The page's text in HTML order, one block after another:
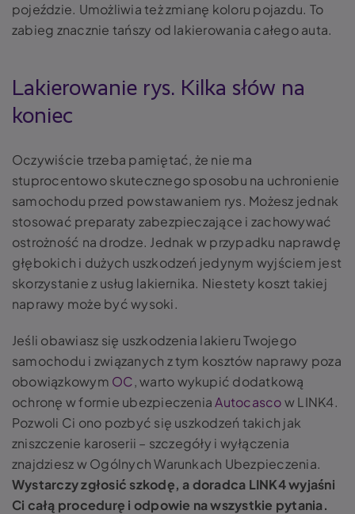
pojeździe. Umożliwia też zmianę koloru pojazdu. To
zabieg znacznie tańszy od lakierowania całego auta.
Lakierowanie rys. Kilka słów na
koniec
Oczywiście trzeba pamiętać, że nie ma
stuprocentowo skutecznego sposobu na uchronienie
samochodu przed powstawaniem rys. Możesz jednak
stosować preparaty zabezpieczające i zachowywać
ostrożność na drodze. Jednak w przypadku naprawdę
głębokich i dużych uszkodzeń jedynym wyjściem jest
skorzystanie z usług lakiernika. Niestety koszt takiej
naprawy może być wysoki.
Jeśli obawiasz się uszkodzenia lakieru Twojego
samochodu i związanych z tym kosztów naprawy poza
obowiązkowym OC, warto wykupić dodatkową
ochronę w formie ubezpieczeniaAutocascow LINK4.
Pozwoli Ci ono pozbyć się uszkodzeń takich jak
zniszczenie karoserii – szczegóły i wyłączenia
znajdziesz w Ogólnych Warunkach Ubezpieczenia.
Wystarczy zgłosić szkodę, a doradca LINK4 wyjaśni
Ci całą procedurę i odpowie na wszystkie pytania.